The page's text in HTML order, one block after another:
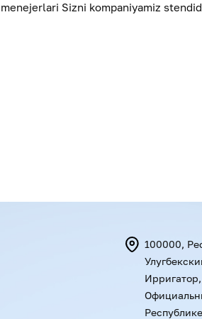
menejerlari Sizni kompaniyamiz
100000,